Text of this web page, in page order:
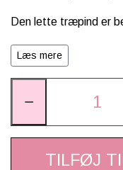
Den lette træpind er
Trækæppen måler 30
med at fremme fysisk
Ønsker du at Fjords
Læs mere
−
TILFØJ